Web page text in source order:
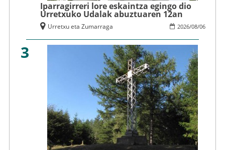
Iparragirreri lore eskaintza egingo dio
Urretxuko Udalak abuztuaren 12an
2026/08/06
Urretxu eta Zumarraga
3